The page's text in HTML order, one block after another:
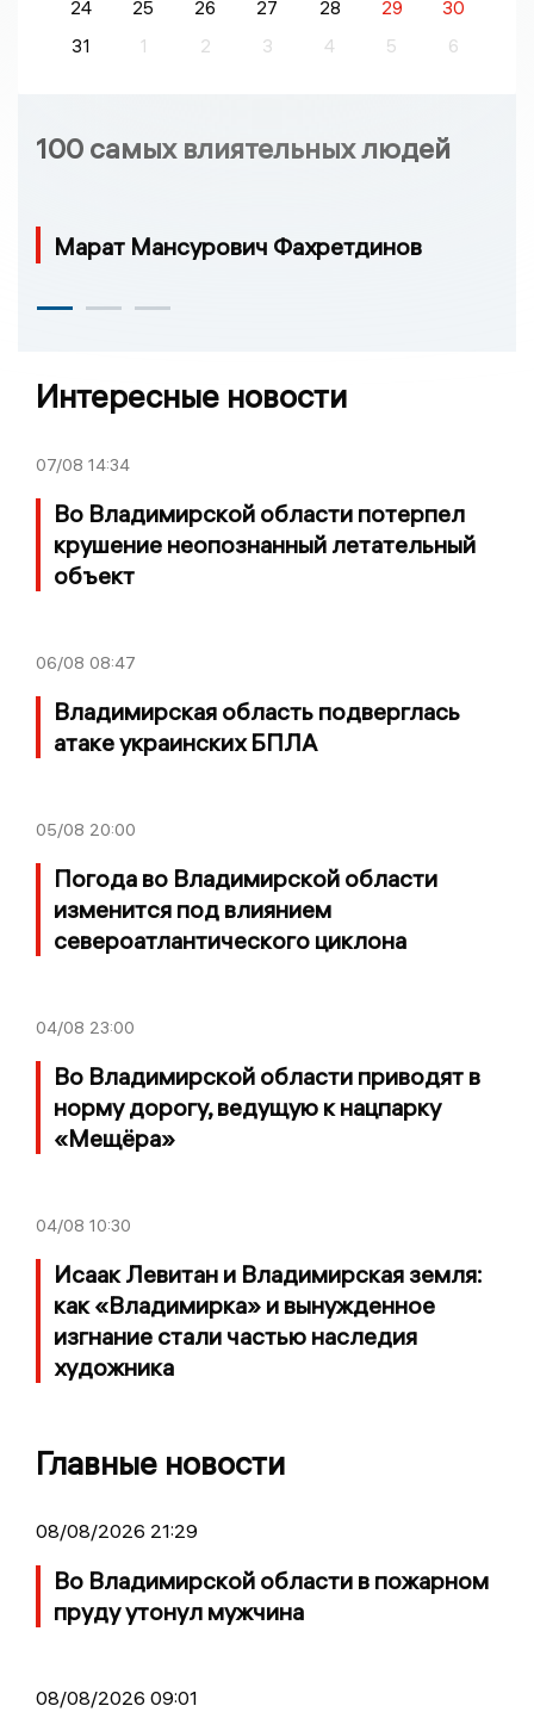
24 25 26 27 28 29
30
31
1 2 3 4 5 6
100 самых влиятельных людей
Марат Мансурович Фахретдинов
Интересные новости
07/08 14:34
Во Владимирской области потерпел
крушение неопознанный летательный
объект
06/08 08:47
Владимирская область подверглась
атаке украинских БПЛА
05/08 20:00
Погода во Владимирской области
изменится под влиянием
североатлантического циклона
04/08 23:00
Во Владимирской области приводят в
норму дорогу, ведущую к нацпарку
«Мещёра»
04/08 10:30
Исаак Левитан и Владимирская земля:
как «Владимирка» и вынужденное
изгнание стали частью наследия
художника
Главные новости
08/08/2026 21:29
Во Владимирской области в пожарном
пруду утонул мужчина
08/08/2026 09:01